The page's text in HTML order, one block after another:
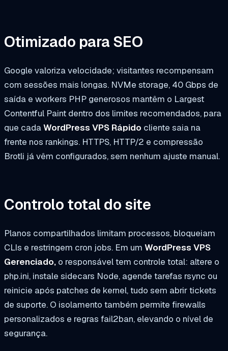
Otimizado para SEO
Google valoriza velocidade; visitantes recompensam
com sessões mais longas. NVMe storage, 40 Gbps de
saída e workers PHP generosos mantêm o Largest
Contentful Paint dentro dos limites recomendados, para
que cadaWordPress VPS Rápido cliente saia na
frente nos rankings. HTTPS, HTTP/2 e compressão
Brotli já vêm configurados, sem nenhum ajuste manual.
Controlo total do site
Planos compartilhados limitam processos, bloqueiam
CLIs e restringem cron jobs. Em um WordPress VPS
Gerenciado, o responsável tem controle total: altere o
php.ini, instale sidecars Node, agende tarefas rsync ou
reinicie após patches de kernel, tudo sem abrir tickets
de suporte. O isolamento também permite firewalls
personalizados e regras fail2ban, elevando o nível de
segurança.